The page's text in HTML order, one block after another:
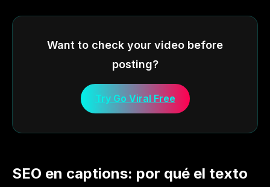
Want to check your video before
posting?
Try Go Viral Free
SEO en captions: por qué el texto